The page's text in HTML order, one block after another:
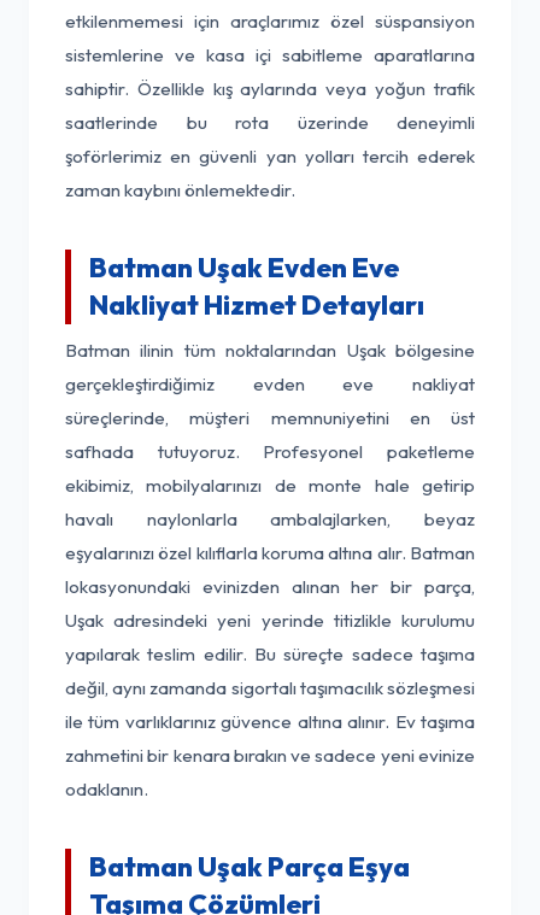
etkilenmemesi için araçlarımız özel süspansiyon
sistemlerine ve kasa içi sabitleme aparatlarına
sahiptir. Özellikle kış aylarında veya yoğun trafik
saatlerinde bu rota üzerinde deneyimli
şoförlerimiz en güvenli yan yolları tercih ederek
zaman kaybını önlemektedir.
Batman Uşak Evden Eve
Nakliyat Hizmet Detayları
Batman ilinin tüm noktalarından Uşak bölgesine
gerçekleştirdiğimiz evden eve nakliyat
süreçlerinde, müşteri memnuniyetini en üst
safhada tutuyoruz. Profesyonel paketleme
ekibimiz, mobilyalarınızı de monte hale getirip
havalı naylonlarla ambalajlarken, beyaz
eşyalarınızı özel kılıflarla koruma altına alır. Batman
lokasyonundaki evinizden alınan her bir parça,
Uşak adresindeki yeni yerinde titizlikle kurulumu
yapılarak teslim edilir. Bu süreçte sadece taşıma
değil, aynı zamanda sigortalı taşımacılık sözleşmesi
ile tüm varlıklarınız güvence altına alınır. Ev taşıma
zahmetini bir kenara bırakın ve sadece yeni evinize
odaklanın.
Batman Uşak Parça Eşya
Taşıma Çözümleri